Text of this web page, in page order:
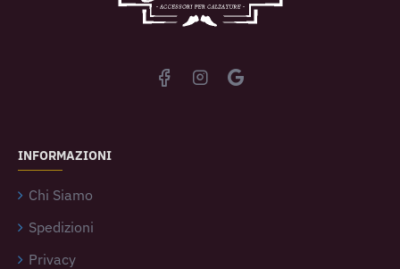
INFORMAZIONI
Chi Siamo
Spedizioni
Privacy